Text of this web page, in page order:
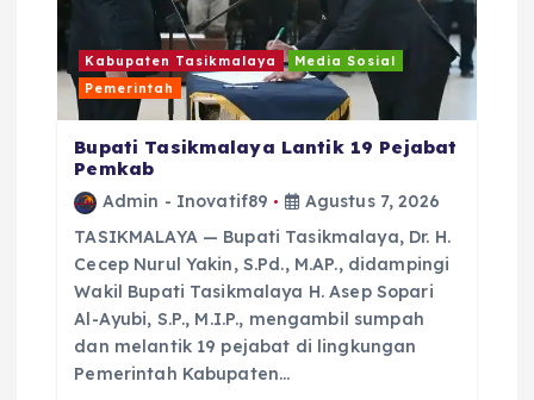
Kabupaten Tasikmalaya
Media Sosial
Pemerintah
Bupati Tasikmalaya Lantik 19 Pejabat
Pemkab
Admin - Inovatif89
Agustus 7, 2026
TASIKMALAYA — Bupati Tasikmalaya, Dr. H.
Cecep Nurul Yakin, S.Pd., M.AP., didampingi
Wakil Bupati Tasikmalaya H. Asep Sopari
Al-Ayubi, S.P., M.I.P., mengambil sumpah
dan melantik 19 pejabat di lingkungan
Pemerintah Kabupaten…